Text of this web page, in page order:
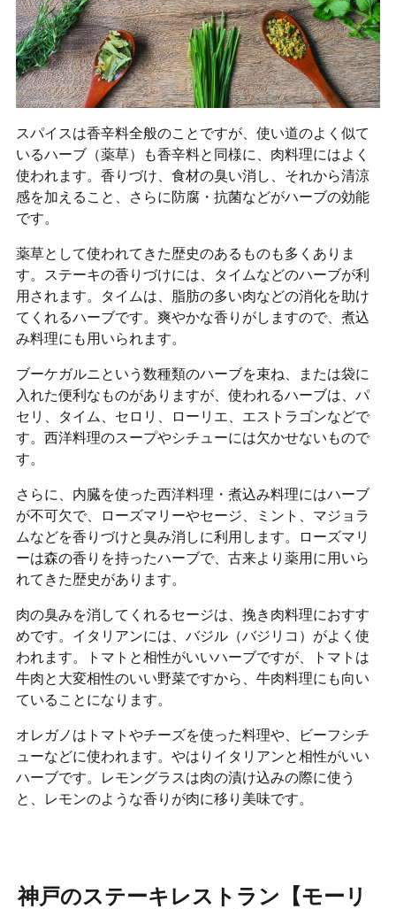
スパイスは香辛料全般のことですが、使い道のよく似て
いるハーブ（薬草）も香辛料と同様に、肉料理にはよく
使われます。香りづけ、食材の臭い消し、それから清涼
感を加えること、さらに防腐・抗菌などがハーブの効能
です。
薬草として使われてきた歴史のあるものも多くありま
す。ステーキの香りづけには、タイムなどのハーブが利
用されます。タイムは、脂肪の多い肉などの消化を助け
てくれるハーブです。爽やかな香りがしますので、煮込
み料理にも用いられます。
ブーケガルニという数種類のハーブを束ね、または袋に
入れた便利なものがありますが、使われるハーブは、パ
セリ、タイム、セロリ、ローリエ、エストラゴンなどで
す。西洋料理のスープやシチューには欠かせないもので
す。
さらに、内臓を使った西洋料理・煮込み料理にはハーブ
が不可欠で、ローズマリーやセージ、ミント、マジョラ
ムなどを香りづけと臭み消しに利用します。ローズマリ
ーは森の香りを持ったハーブで、古来より薬用に用いら
れてきた歴史があります。
肉の臭みを消してくれるセージは、挽き肉料理におすす
めです。イタリアンには、バジル（バジリコ）がよく使
われます。トマトと相性がいいハーブですが、トマトは
牛肉と大変相性のいい野菜ですから、牛肉料理にも向い
ていることになります。
オレガノはトマトやチーズを使った料理や、ビーフシチ
ューなどに使われます。やはりイタリアンと相性がいい
ハーブです。レモングラスは肉の漬け込みの際に使う
と、レモンのような香りが肉に移り美味です。
神戸のステーキレストラン【モーリ